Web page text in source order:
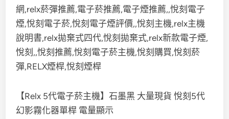
【Relx 5代電子菸主機】石墨黑 大量現貨 悅刻5代
幻影霧化器單桿 電量顯示